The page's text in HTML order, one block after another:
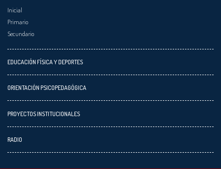
Inicial
Primario
Secundario
EDUCACIÓN FÍSICA Y DEPORTES
ORIENTACIÓN PSICOPEDAGÓGICA
PROYECTOS INSTITUCIONALES
RADIO